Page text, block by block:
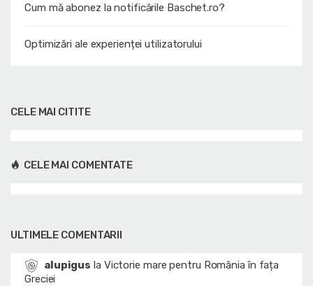
Cum mă abonez la notificările Baschet.ro?
Optimizări ale experienței utilizatorului
CELE MAI CITITE
CELE MAI COMENTATE
ULTIMELE COMENTARII
alupigus la Victorie mare pentru România în fața
Greciei